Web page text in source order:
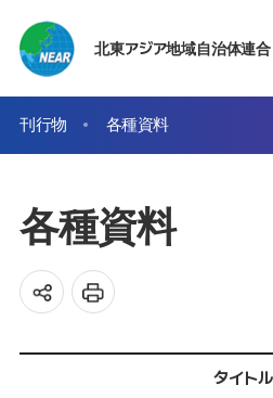
北東アジア地域自治体連合
刊行物 各種資料
各種資料
タイトル